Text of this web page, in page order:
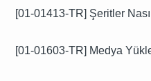
[01-01413-TR] Şeritler
[01-01603-TR] Medya